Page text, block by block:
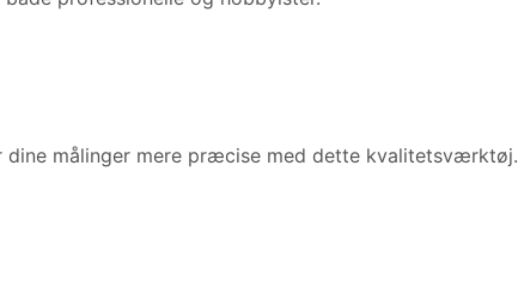
målinger mere præcise med dette kvalitetsværktøj.